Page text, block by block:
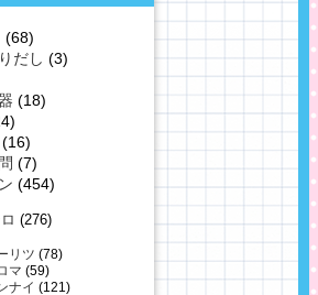
(68)
だし (3)
(18)
(16)
(7)
(454)
(276)
リツ (78)
マ (59)
ナイ (121)